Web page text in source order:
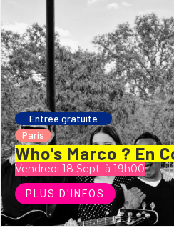
Entrée gratuite
Paris
Who's Marco ? En
Vendredi 18 Sept. à 19h00
PLUS D'INFOS